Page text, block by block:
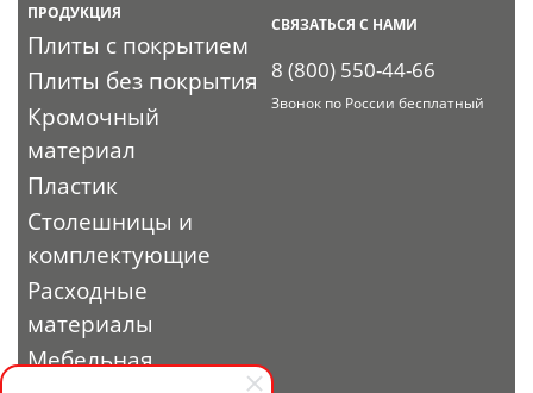
ПРОДУКЦИЯ
Плиты с покрытием
Плиты без покрытия
Кромочный
материал
Пластик
Столешницы и
комплектующие
Расходные
материалы
Мебельная
СВЯЗАТЬСЯ С НАМИ
8 (800) 550-44-66
Звонок по России бесплатный